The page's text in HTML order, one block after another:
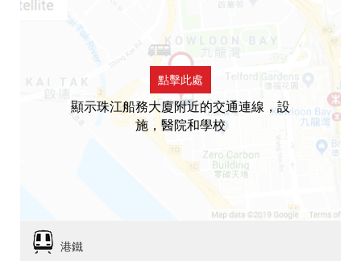
點擊此處
顯示珠江船務大廈附近的交通連線，設
施，醫院和學校
港鐵